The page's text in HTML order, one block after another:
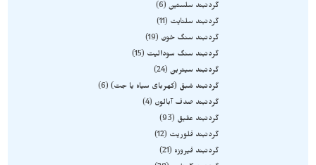
گردنبند سلستین 6
گردنبند سلنایت
11
گردنبند سنگ خون
19
گردنبند سنگ سودالیت
15
گردنبند سیترین 24
گردنبند شبق (کهربای سیاه یا جت) 6
گردنبند صدف آبالون
4
گردنبند عقیق
93
گردنبند فلوریت
12
گردنبند فیروزه
21